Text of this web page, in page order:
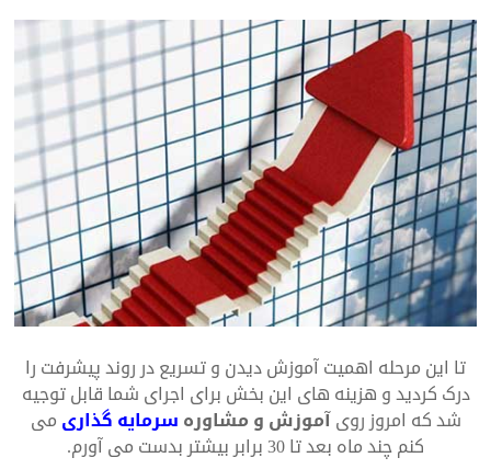
تا این مرحله اهمیت آموزش دیدن و تسریع در روند پیشرفت را
درک کردید و هزینه های این بخش برای اجرای شما قابل توجیه
شد که امروز رویآموزش و مشاورهسرمایه گذاریمی
کنم چند ماه بعد تا 30 برابر بیشتر بدست می آورم.